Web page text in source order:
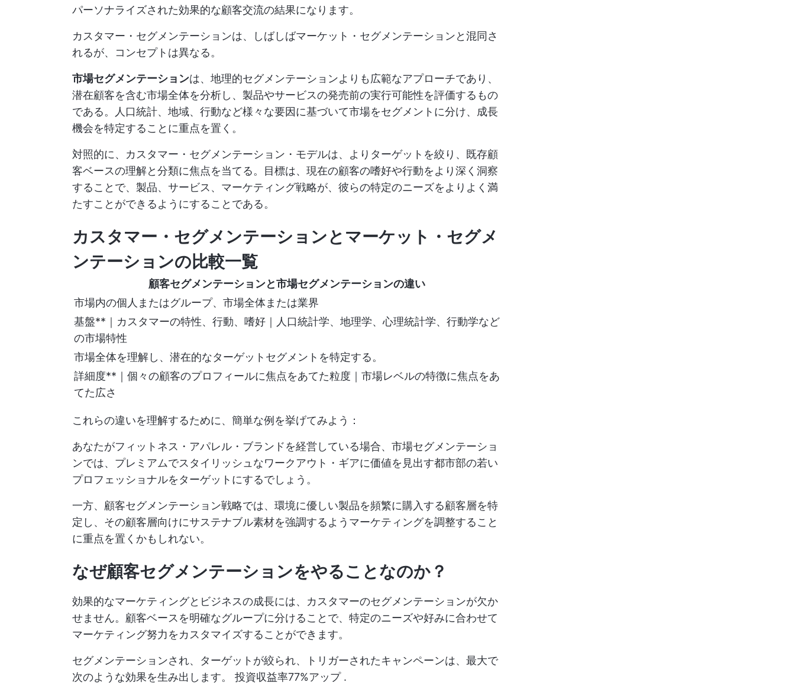
パーソナライズされた効果的な顧客交流の結果になります。
カスタマー・セグメンテーションは、しばしばマーケット・セグメンテーションと混同さ
れるが、コンセプトは異なる。
市場セグメンテーションは、地理的セグメンテーションよりも広範なアプローチであり、
潜在顧客を含む市場全体を分析し、製品やサービスの発売前の実行可能性を評価するもの
である。人口統計、地域、行動など様々な要因に基づいて市場をセグメントに分け、成長
機会を特定することに重点を置く。
対照的に、カスタマー・セグメンテーション・モデルは、よりターゲットを絞り、既存顧
客ベースの理解と分類に焦点を当てる。目標は、現在の顧客の嗜好や行動をより深く洞察
することで、製品、サービス、マーケティング戦略が、彼らの特定のニーズをよりよく満
たすことができるようにすることである。
カスタマー・セグメンテーションとマーケット・セグメ
ンテーションの比較一覧
顧客セグメンテーションと市場セグメンテーションの違い
市場内の個人またはグループ、市場全体または業界
基盤**｜カスタマーの特性、行動、嗜好｜人口統計学、地理学、心理統計学、行動学など
の市場特性
市場全体を理解し、潜在的なターゲットセグメントを特定する。
詳細度**｜個々の顧客のプロフィールに焦点をあてた粒度｜市場レベルの特徴に焦点をあ
てた広さ
これらの違いを理解するために、簡単な例を挙げてみよう：
あなたがフィットネス・アパレル・ブランドを経営している場合、市場セグメンテーショ
ンでは、プレミアムでスタイリッシュなワークアウト・ギアに価値を見出す都市部の若い
プロフェッショナルをターゲットにするでしょう。
一方、顧客セグメンテーション戦略では、環境に優しい製品を頻繁に購入する顧客層を特
定し、その顧客層向けにサステナブル素材を強調するようマーケティングを調整すること
に重点を置くかもしれない。
なぜ顧客セグメンテーションをやることなのか？
効果的なマーケティングとビジネスの成長には、カスタマーのセグメンテーションが欠か
せません。顧客ベースを明確なグループに分けることで、特定のニーズや好みに合わせて
マーケティング努力をカスタマイズすることができます。
セグメンテーションされ、ターゲットが絞られ、トリガーされたキャンペーンは、最大で
次のような効果を生み出します。 投資収益率77%アップ.